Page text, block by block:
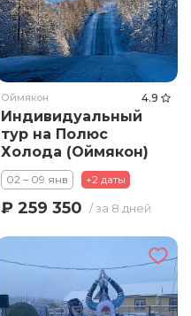
Оймякон 4.9
Индивидуальный
тур на Полюс
Холода (Оймякон)
02 – 09 янв +2 даты
₽ 259 350 / за 8 дней